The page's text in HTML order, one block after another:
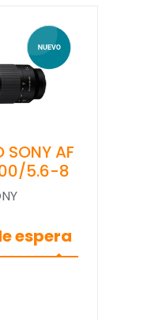
SONY AF
5.6-8
espera